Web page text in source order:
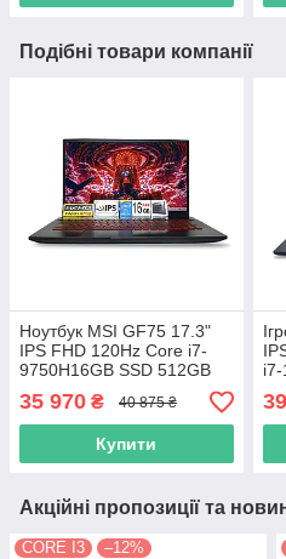
Подібні товари компанії
Ноутбук MSI GF75 17.3"
IPS FHD 120Hz Core i7-
9750H16GB SSD 512GB
Nvidia GTX 1660TI 6GB
35 970 ₴ 40 875 ₴
Купити
Акційні пропозиції та
CORE I3 –12%